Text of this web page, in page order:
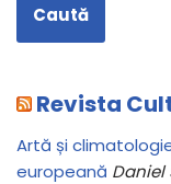
Caută
Revista
Artă și
europeană Daniel